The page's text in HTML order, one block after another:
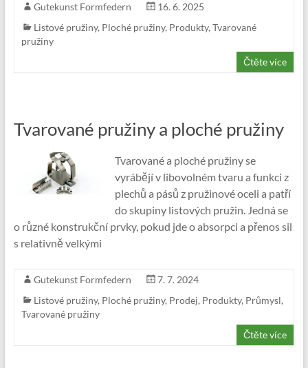
Gutekunst Formfedern
16. 6. 2025
Listové pružiny, Ploché pružiny, Produkty, Tvarované
pružiny
Čtěte více
Tvarované pružiny a ploché pružiny
Tvarované a ploché pružiny se
vyrábějí v libovolném tvaru a funkci z
plechů a pásů z pružinové oceli a patří
do skupiny listových pružin. Jedná se
o různé konstrukční prvky, pokud jde o absorpci a přenos sil
s relativně velkými
Gutekunst Formfedern
7. 7. 2024
Listové pružiny, Ploché pružiny, Prodej, Produkty, Průmysl,
Tvarované pružiny
Čtěte více